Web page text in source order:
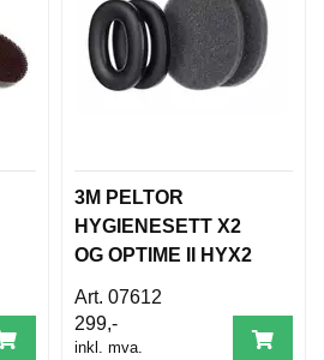
3M PELTOR
HYGIENESETT X2
OG OPTIME II HYX2
07612
299,-
inkl. mva.